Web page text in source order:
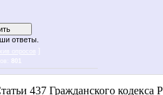
ответы.
801
437 Гражданского кодекса